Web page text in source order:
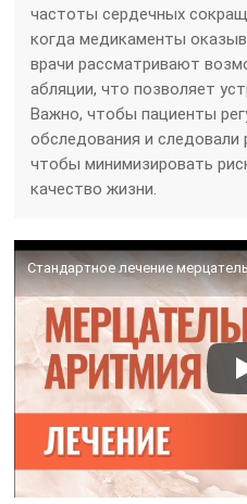
частоты сердечных
когда медикаменты
врачи рассматривают
абляции, что позволяет
Важно, чтобы пациенты
обследования и следовали
чтобы минимизировать
качество жизни.
Стандартное лечение